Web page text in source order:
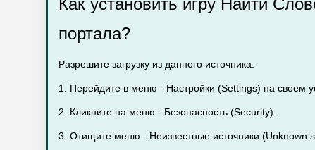
Как установить игру Найти
портала?
Разрешите загрузку из данного источника:
1. Перейдите в меню - Настройки (Settings) на своем
2. Кликните на меню - Безопасность (Security).
3. Отищите меню - Неизвестные источники (Unknown